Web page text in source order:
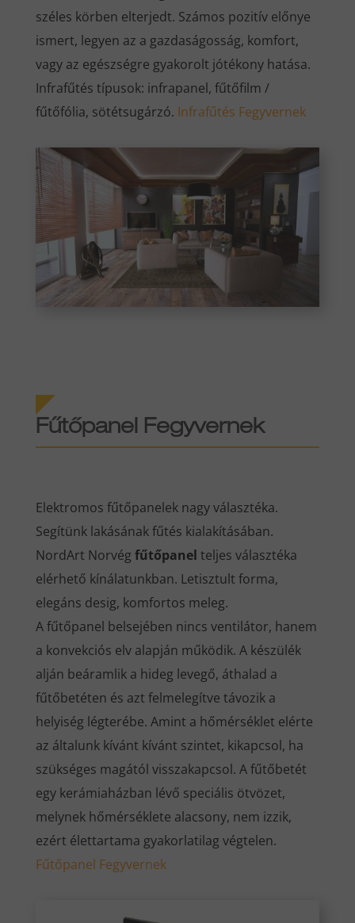
széles körben elterjedt. Számos pozitív előnye
ismert, legyen az a gazdaságosság, komfort,
vagy az egészségre gyakorolt jótékony hatása.
Infrafűtés típusok: infrapanel, fűtőfilm /
fűtőfólia, sötétsugárzó. Infrafűtés Fegyvernek
Fűtőpanel Fegyvernek
Elektromos fűtőpanelek nagy választéka.
Segítünk lakásának fűtés kialakításában.
NordArt Norvég fűtőpanel teljes választéka
elérhető kínálatunkban. Letisztult forma,
elegáns desig, komfortos meleg.
A fűtőpanel belsejében nincs ventilátor, hanem
a konvekciós elv alapján működik. A készülék
alján beáramlik a hideg levegő, áthalad a
fűtőbetéten és azt felmelegítve távozik a
helyiség légterébe. Amint a hőmérséklet elérte
az általunk kívánt kívánt szintet, kikapcsol, ha
szükséges magától visszakapcsol. A fűtőbetét
egy kerámiaházban lévő speciális ötvözet,
melynek hőmérséklete alacsony, nem izzik,
ezért élettartama gyakorlatilag végtelen.
Fűtőpanel Fegyvernek